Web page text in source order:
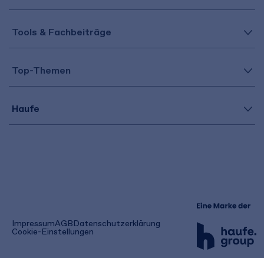
Tools & Fachbeiträge
Top-Themen
Haufe
ImpressumAGB(öffnet
in
einem
Datenschutzerklärung
Cookie-Einstellungen